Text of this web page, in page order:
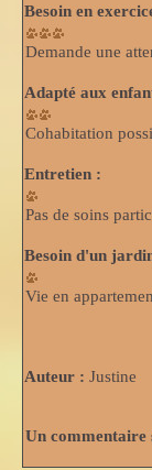
Besoin en
Demande une
Adapté aux
Cohabitation
Entretien :
Pas de soins
Besoin d'un
Vie en
Auteur : Justine
Un commentaire